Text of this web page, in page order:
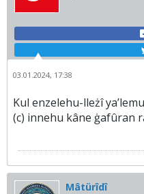
03.01.2024, 17:38
Kul enzelehu-lleżî
(c) innehu kâne ġafûran
Mâtürîdî